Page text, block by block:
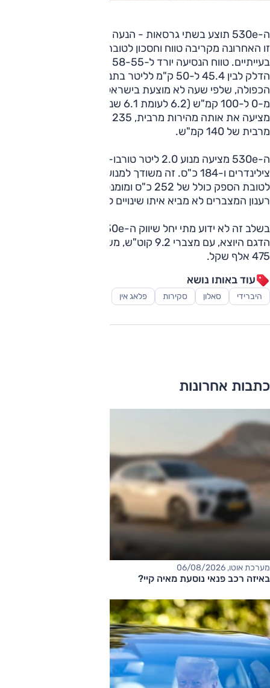
ה-530e תוצע בשתי גרסאות - הנעה אחורית או כפולה - כאשר
זו האחרונה מקריבה טווח וחסכון לטובת נהיגה בתנאי כביש
הדלק לבין 45.4 ל-50 ק"מ לליטר בתנאי מעבדה. גרסת ההנעה
הכפולה, שלפי שעה לא מוצעת בישראל, גם מאיצה לאט יותר
מ-0 ל-100 קמ"ש (6.2 לעומת 6.1 שניות עם הנעה אחורית) אך
מרבית של 140 קמ"ש.
ה-530e מציעה מנוע 2.0 ליטר טורבו-בנזין עם ארבעה
רענון המצברים לא מביא איתו שינויים לאבזור או לעיצוב.
הדגם היוצא, עם מצברי 9.2 קוט"ש, משווק במחיר התחלתי של
475 אלף שקל.
עוד באותו נושא
היברידי סאלון סקירות פלאג אין
כתבות אחרונות
מערכת אוטו, 06/08/2026
באיזה רכב פנאי נוסעת מאיה קיי?